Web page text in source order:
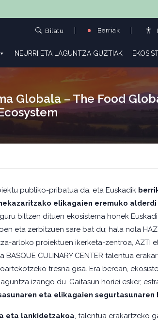
Bilatu Berriak
NEURRI ETA LAGUNTZA GUZTIAK
Globala – The Food
publiko-pribatua da, eta Euskadik
elikagaien eremuko
biltzen dituen ekosistema honek
eta zerbitzuen sare bat du; hala nola
arloko proiektuen ikerketa-zentroa,
CULINARY CENTER talentua
tresna gisa. Era berean,
izango du. Gaitasun horiei esker,
eta elikagaien segurtasunaren
eta lankidetzakoa, talentua erakartzeko